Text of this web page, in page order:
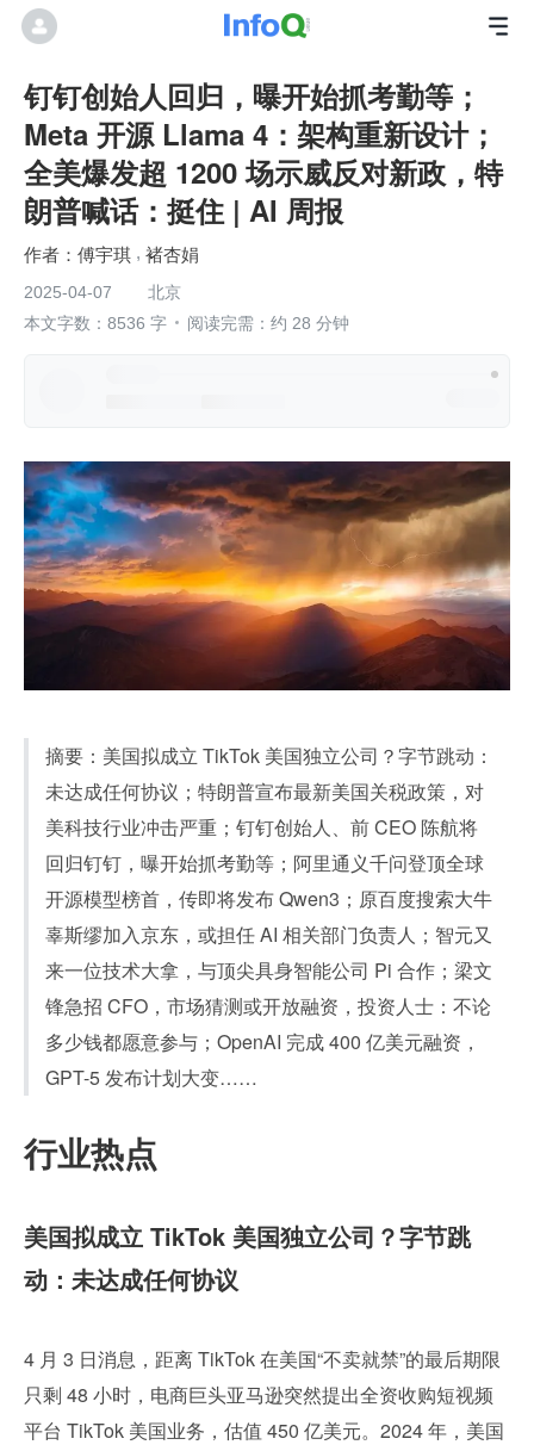
钉钉创始人回归，曝开始抓考勤等；
Meta 开源 Llama 4：架构重新设计；
全美爆发超 1200 场示威反对新政，特
朗普喊话：挺住 | AI 周报
傅宇琪 褚杏娟
2025-04-07
北京
本文字数：8536 字
阅读完需：约 28 分钟
摘要：美国拟成立 TikTok 美国独立公司？字节跳动：
未达成任何协议；特朗普宣布最新美国关税政策，对
美科技行业冲击严重；钉钉创始人、前 CEO 陈航将
回归钉钉，曝开始抓考勤等；阿里通义千问登顶全球
开源模型榜首，传即将发布 Qwen3；原百度搜索大牛
辜斯缪加入京东，或担任 AI 相关部门负责人；智元又
来一位技术大拿，与顶尖具身智能公司 Pi 合作；梁文
锋急招 CFO，市场猜测或开放融资，投资人士：不论
多少钱都愿意参与；OpenAI 完成 400 亿美元融资，
GPT-5 发布计划大变……
行业热点
美国拟成立 TikTok 美国独立公司？字节跳
动：未达成任何协议
4 月 3 日消息，距离 TikTok 在美国“不卖就禁”的最后期限
只剩 48 小时，电商巨头亚马逊突然提出全资收购短视频
平台 TikTok 美国业务，估值 450 亿美元。2024 年，美国